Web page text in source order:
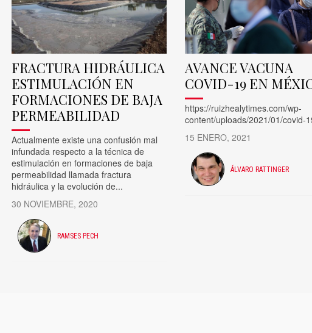
FRACTURA HIDRÁULICA
ESTIMULACIÓN EN
FORMACIONES DE BAJA
PERMEABILIDAD
Actualmente existe una confusión mal
infundada respecto a la técnica de
estimulación en formaciones de baja
permeabilidad llamada fractura
hidráulica y la evolución de...
30 NOVIEMBRE, 2020
RAMSES PECH
AVANCE VACUNA
COVID-19 EN
https://ruizhealytimes.com/wp-
content/uploads/2021/01/
15 ENERO, 2021
ÁLVARO RATTINGER